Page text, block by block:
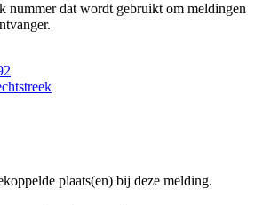
nummer dat wordt gebruikt om meldingen
plaats(en) bij deze melding.